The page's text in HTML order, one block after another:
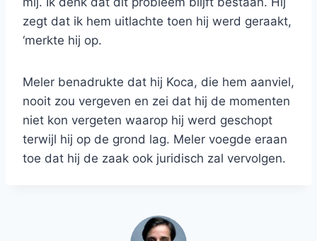
zegt dat ik hem uitlachte toen hij werd geraakt,
‘merkte hij op.
Meler benadrukte dat hij Koca, die hem aanviel,
nooit zou vergeven en zei dat hij de momenten
niet kon vergeten waarop hij werd geschopt
terwijl hij op de grond lag. Meler voegde eraan
toe dat hij de zaak ook juridisch zal vervolgen.